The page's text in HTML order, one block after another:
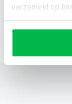
verzameld op